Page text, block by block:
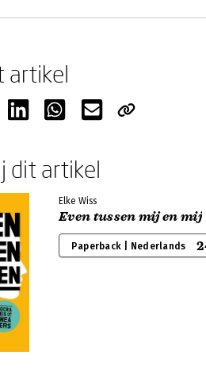
artikel
dit artikel
Elke Wiss
Even tussen mij en mij
Paperback | Nederlands